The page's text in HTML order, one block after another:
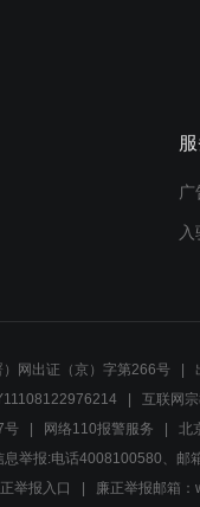
广
入
网出证（京）字第266号
互联网
号 网络110报警服务 北
息举报:电话4008100580、邮
举报入口 廉正举报邮箱